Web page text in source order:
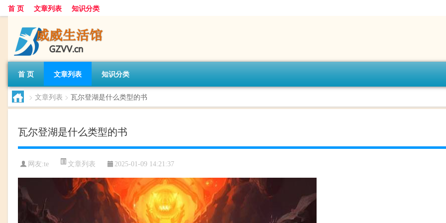
首 页 文章列表 知识分类
首 页 文章列表 知识分类
> 文章列表 > 瓦尔登湖是什么类型的书
瓦尔登湖是什么类型的书
网友:te 文章列表 2025-01-09 14:21:37